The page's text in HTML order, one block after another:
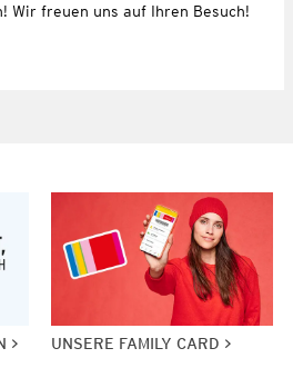
Wir freuen uns auf Ihren Besuch!
UNSERE FAMILY CARD